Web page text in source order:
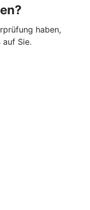
haben,
Sie.